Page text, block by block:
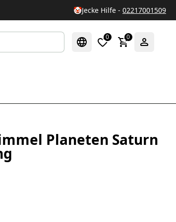
🤡Jecke Hilfe -02217001509
0 0
Planeten Saturn